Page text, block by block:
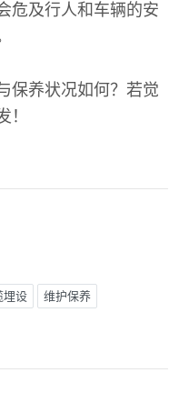
危及行人和车辆的安
保养状况如何？若觉
！
埋设 维护保养